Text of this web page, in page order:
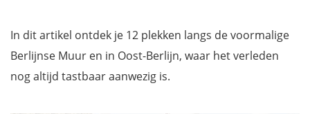
In dit artikel ontdek je 12 plekken langs de voormalige
Berlijnse Muur en in Oost-Berlijn, waar het verleden
nog altijd tastbaar aanwezig is.